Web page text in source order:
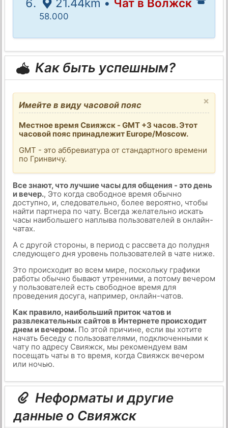
58.000
Как быть успешным?
×
Имейте в виду часовой пояс
Местное время Свияжск - GMT +3 часов. Этот
часовой пояс принадлежит Europe/Moscow.
GMT - это аббревиатура от стандартного времени
по Гринвичу.
Все знают, что лучшие часы для общения - это день
и вечер., Это когда свободное время обычно
доступно, и, следовательно, более вероятно, чтобы
найти партнера по чату. Всегда желательно искать
часы наибольшего наплыва пользователей в онлайн-
чатах.
А с другой стороны, в период с рассвета до полудня
следующего дня уровень пользователей в чате ниже.
Это происходит во всем мире, поскольку графики
работы обычно бывают утренними, а потому вечером
у пользователей есть свободное время для
проведения досуга, например, онлайн-чатов.
Как правило, наибольший приток чатов и
развлекательных сайтов в Интернете происходит
днем и вечером.По этой причине, если вы хотите
начать беседу с пользователями, подключенными к
чату по адресу Свияжск, мы рекомендуем вам
посещать чаты в то время, когда Свияжск вечером
или ночью.
Неформаты и другие
данные о Свияжск